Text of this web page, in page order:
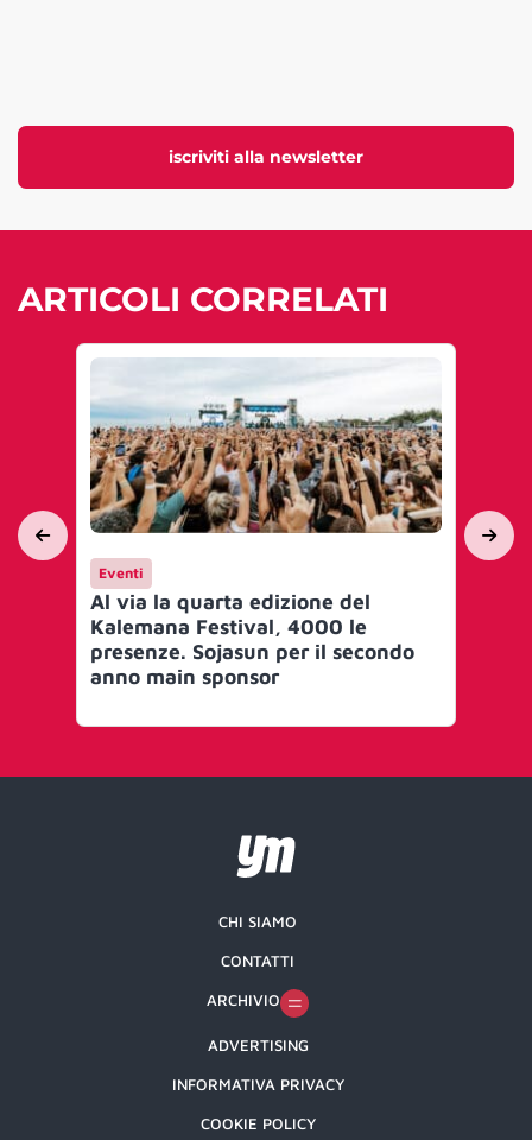
iscriviti alla newsletter
ARTICOLI CORRELATI
Eventi
Al via la quarta edizione del
Kalemana Festival, 4000 le
presenze. Sojasun per il secondo
anno main sponsor
CHI SIAMO
CONTATTI
ARCHIVIO
ADVERTISING
INFORMATIVA PRIVACY
COOKIE POLICY